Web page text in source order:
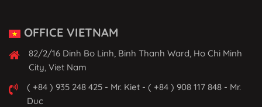
OFFICE VIETNAM
82/2/16 Dinh Bo Linh, Binh Thanh Ward, Ho Chi Minh
City, Viet Nam
( +84 ) 935 248 425 - Mr. Kiet - ( +84 ) 908 117 848 - Mr.
Duc